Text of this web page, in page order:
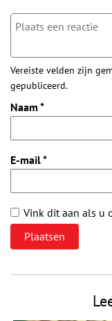
Vereiste velden zijn
gepubliceerd.
Naam *
E-mail*
Vink dit aan als u